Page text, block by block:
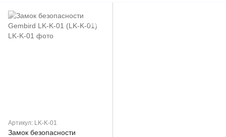
Артикул: LK-K-01
Замок безопасности